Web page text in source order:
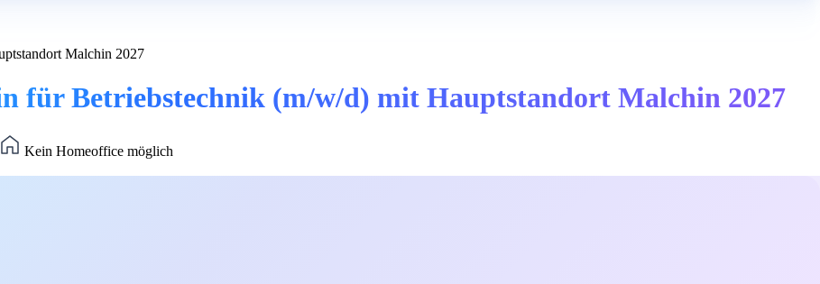
Malchin 2027
für Betriebstechnik (m/w/d) mit Hauptstandort Malchin 2027
Kein Homeoffice möglich